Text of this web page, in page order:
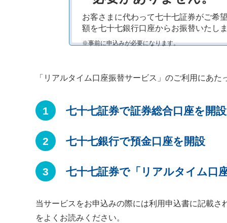
お客さまに代わって七十七証券がご希
額を七十七銀行口座からお振替いたし
※事前に申込みが必要になります。
「リアルタイム口座振替サービス」のご利用にあ
七十七証券で証券総合口座を開設
七十七銀行で預金口座を開設
七十七証券で「リアルタイム口
当サービスをお申込みの際には利用申込書に記載
をよくお読みください。